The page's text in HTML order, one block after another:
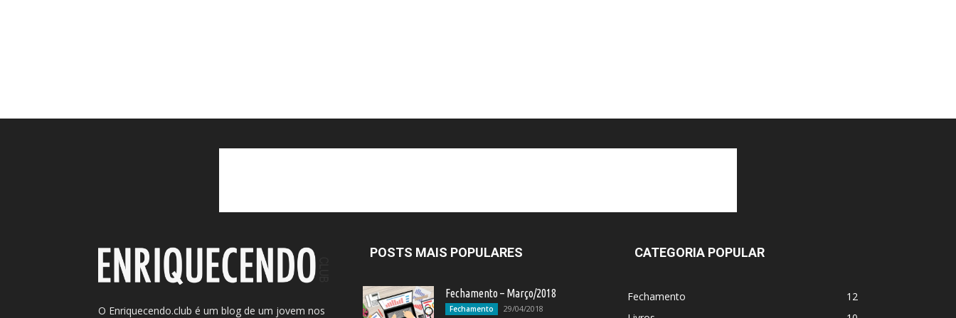
O Enriquecendo.club é um blog de um jovem nos
POSTS MAIS POPULARES
Fechamento – Março/2018
Fechamento 29/04/2018
CATEGORIA POPULAR
Fechamento
12